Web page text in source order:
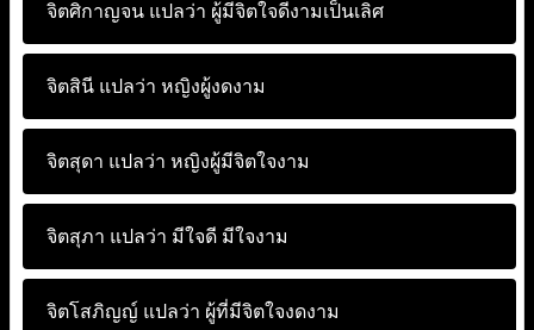
จิตศิกาญจน แปลว่า ผู้มีจิตใจดีงามเป็นเลิศ
จิตสินี แปลว่า หญิงผู้งดงาม
จิตสุดา แปลว่า หญิงผู้มีจิตใจงาม
จิตสุภา แปลว่า มีใจดี มีใจงาม
จิตโสภิญญ์ แปลว่า ผู้ที่มีจิตใจงดงาม